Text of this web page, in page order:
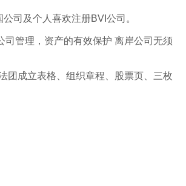
司及个人喜欢注册BVI公司。
管理，资产的有效保护 离岸公司无须
团成立表格、组织章程、股票页、三枚